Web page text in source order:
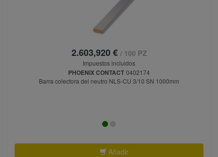
2.603,920 € / 100 PZ
Impuestos incluidos
PHOENIX CONTACT 0402174
Barra colectora del neutro NLS-CU 3/10 SN 1000mm
Añadir